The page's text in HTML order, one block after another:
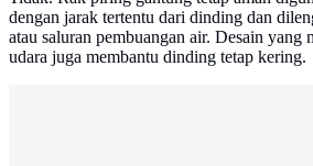
dengan jarak tertentu dari dinding dan
atau saluran pembuangan air. Desain yang
udara juga membantu dinding tetap kering.